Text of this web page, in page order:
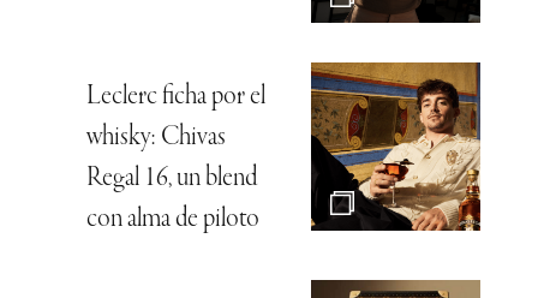
Leclerc ficha por el
whisky: Chivas
Regal 16, un blend
con alma de piloto